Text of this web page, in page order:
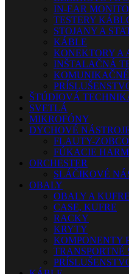
IN-EAR
TESTERY
STOJANY A
KÁBLE
KONEKTORY A
INŠTALAČNÁ
ŠTÚDIOVÁ
SVETLÁ
MIKROFÓNY
DYCHOVÉ
FLAUTY-
FÚKACIE
ORCHESTER
SLÁČIKOVÉ
OBALY
OBALY A KUFRE
CASE, KUFRE
RACKY
KRYTY
KOMPONENTY
TRANSPORTNÉ